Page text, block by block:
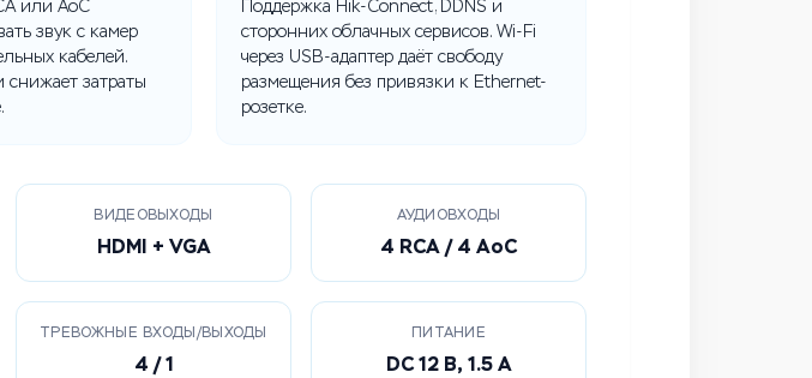
или AoC
звук с камер
кабелей.
затраты
Поддержка Hik-Connect, DDNS и
сторонних облачных сервисов. Wi-Fi
через USB-адаптер даёт свободу
размещения без привязки к Ethernet-
розетке.
ВИДЕОВЫХОДЫ
HDMI + VGA
АУДИОВХОДЫ
4 RCA / 4 AoC
ТРЕВОЖНЫЕ ВХОДЫ/ВЫХОДЫ
4 / 1
ПИТАНИЕ
DC 12 В, 1.5 А